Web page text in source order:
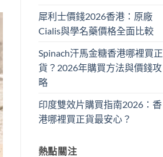
犀利士價錢2026香港：原廠
Cialis與學名藥價格全面比較
Spinach汗馬金糖香港哪裡買正
貨？2026年購買方法與價錢攻
略
印度雙效片購買指南2026：香
港哪裡買正貨最安心？
熱點關注